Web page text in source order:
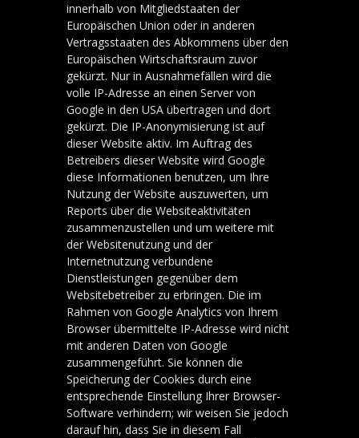
innerhalb von Mitgliedstaaten der
Europäischen Union oder in anderen
Vertragsstaaten des Abkommens über den
Europäischen Wirtschaftsraum zuvor
gekürzt. Nur in Ausnahmefällen wird die
volle IP-Adresse an einen Server von
Google in den USA übertragen und dort
gekürzt. Die IP-Anonymisierung ist auf
dieser Website aktiv. Im Auftrag des
Betreibers dieser Website wird Google
diese Informationen benutzen, um Ihre
Nutzung der Website auszuwerten, um
Reports über die Websiteaktivitäten
zusammenzustellen und um weitere mit
der Websitenutzung und der
Internetnutzung verbundene
Dienstleistungen gegenüber dem
Websitebetreiber zu erbringen. Die im
Rahmen von Google Analytics von Ihrem
Browser übermittelte IP-Adresse wird nicht
mit anderen Daten von Google
zusammengeführt. Sie können die
Speicherung der Cookies durch eine
entsprechende Einstellung Ihrer Browser-
Software verhindern; wir weisen Sie jedoch
darauf hin, dass Sie in diesem Fall